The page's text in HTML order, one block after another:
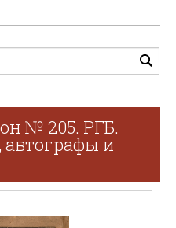
№ 205. РГБ.
автографы и